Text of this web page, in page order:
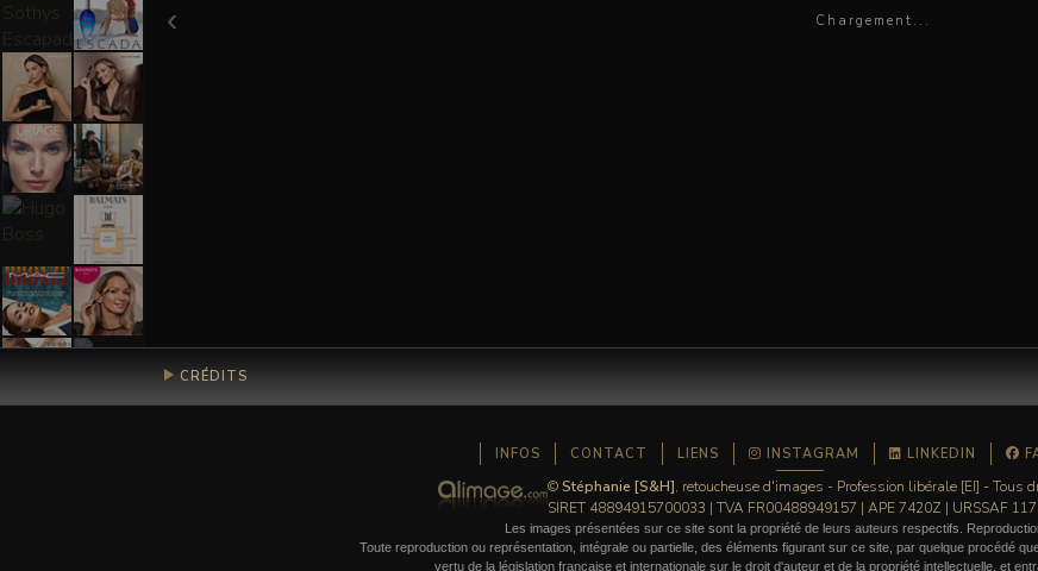
Chargement...
‹
CRÉDITS
INFOS CONTACT LIENS INSTAGRAM LINKEDIN
©Stéphanie [S&H], retoucheuse d'images - Profession libérale [EI] - Tous
SIRET 48894915700033 | TVA FR00488949157 | APE 7420Z | URSSAF
Les images présentées sur ce site sont la propriété de leurs auteurs respectifs.
Toute reproduction ou représentation, intégrale ou partielle, des éléments figurant sur ce site, par quelque procédé
vertu de la législation française et internationale sur le droit d'auteur et de la propriété intellectuelle, et